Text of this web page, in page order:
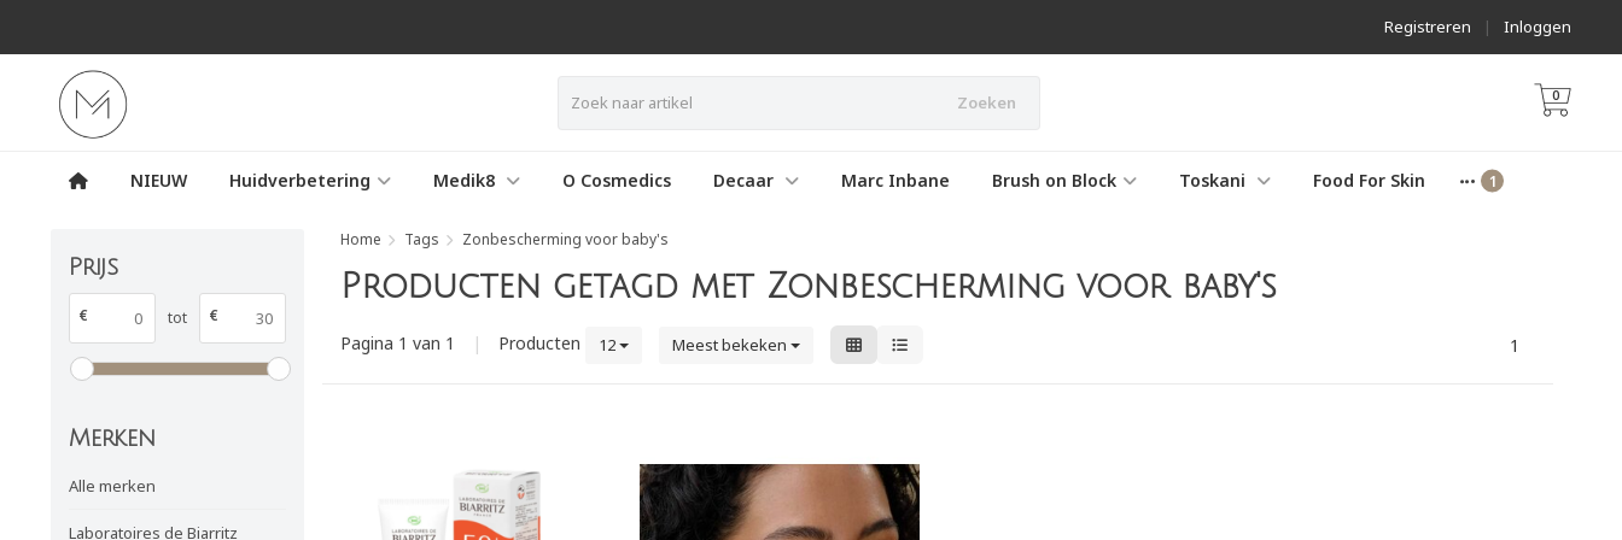
Inloggen
|
Registreren
Zoeken 0
NIEUW Huidverbetering Medik8 O Cosmedics Decaar Marc Inbane Brush on Block Toskani Food For Skin
Prijs
€ tot €
Merken
Alle merken
Laboratoires de Biarritz
Home Tags Zonbescherming voor baby's
Producten getagd met Zonbescherming voor baby's
Pagina 1 van 1 | Producten 12 Meest bekeken 1